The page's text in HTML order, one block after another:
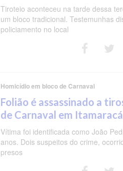
Tiroteio aconteceu na tarde dessa
um bloco tradicional. Testemunhas
policiamento no local
Homicídio em bloco de Carnaval
Folião é assassinado a
de Carnaval em Itamaracá
Vítima foi identificada como João
anos. Dois suspeitos do crime,
presos